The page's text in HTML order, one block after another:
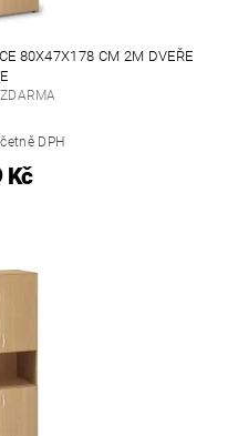
80X47X178 CM 2M DVEŘE
DPH
Kč